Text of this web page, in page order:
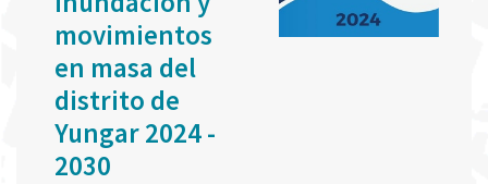
movimientos
en masa del
distrito de
Yungar 2024 -
2030